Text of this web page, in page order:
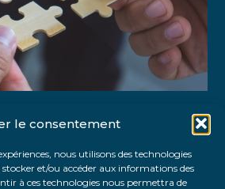
le consentement
nous utilisons des technologies
stocker et/ou accéder aux informations des
à ces technologies nous permettra de